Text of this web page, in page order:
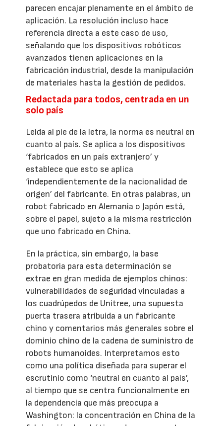
parecen encajar plenamente en el ámbito de
aplicación. La resolución incluso hace
referencia directa a este caso de uso,
señalando que los dispositivos robóticos
avanzados tienen aplicaciones en la
fabricación industrial, desde la manipulación
de materiales hasta la gestión de pedidos.
Redactada para todos, centrada en un
solo país
Leída al pie de la letra, la norma es neutral en
cuanto al país. Se aplica a los dispositivos
‘fabricados en un país extranjero’ y
establece que esto se aplica
‘independientemente de la nacionalidad de
origen’ del fabricante. En otras palabras, un
robot fabricado en Alemania o Japón está,
sobre el papel, sujeto a la misma restricción
que uno fabricado en China.
En la práctica, sin embargo, la base
probatoria para esta determinación se
extrae en gran medida de ejemplos chinos:
vulnerabilidades de seguridad vinculadas a
los cuadrúpedos de Unitree, una supuesta
puerta trasera atribuida a un fabricante
chino y comentarios más generales sobre el
dominio chino de la cadena de suministro de
robots humanoides. Interpretamos esto
como una política diseñada para superar el
escrutinio como ‘neutral en cuanto al país’,
al tiempo que se centra funcionalmente en
la dependencia que más preocupa a
Washington: la concentración en China de la